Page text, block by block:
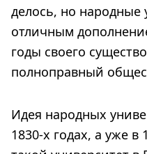
делось, но народные
отличным
годы своего
полноправный
Идея народных
1830-х годах, а уже